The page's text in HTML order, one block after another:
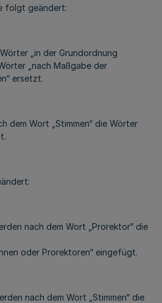
folgt geändert:
„in der Grundordnung
„nach Maßgabe der
ersetzt.
Wort „Stimmen“ die Wörter
nach dem Wort „Prorektor“ die
oder Prorektoren“ eingefügt.
nach dem Wort „Stimmen“ die